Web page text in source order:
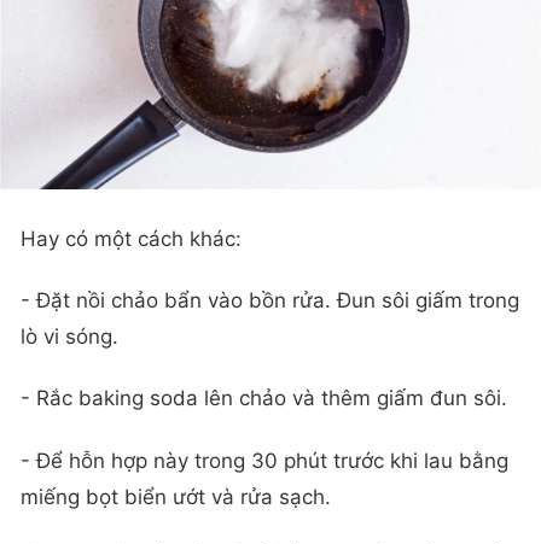
Hay có một cách khác:
- Đặt nồi chảo bẩn vào bồn rửa. Đun sôi giấm trong
lò vi sóng.
- Rắc baking soda lên chảo và thêm giấm đun sôi.
- Để hỗn hợp này trong 30 phút trước khi lau bằng
miếng bọt biển ướt và rửa sạch.